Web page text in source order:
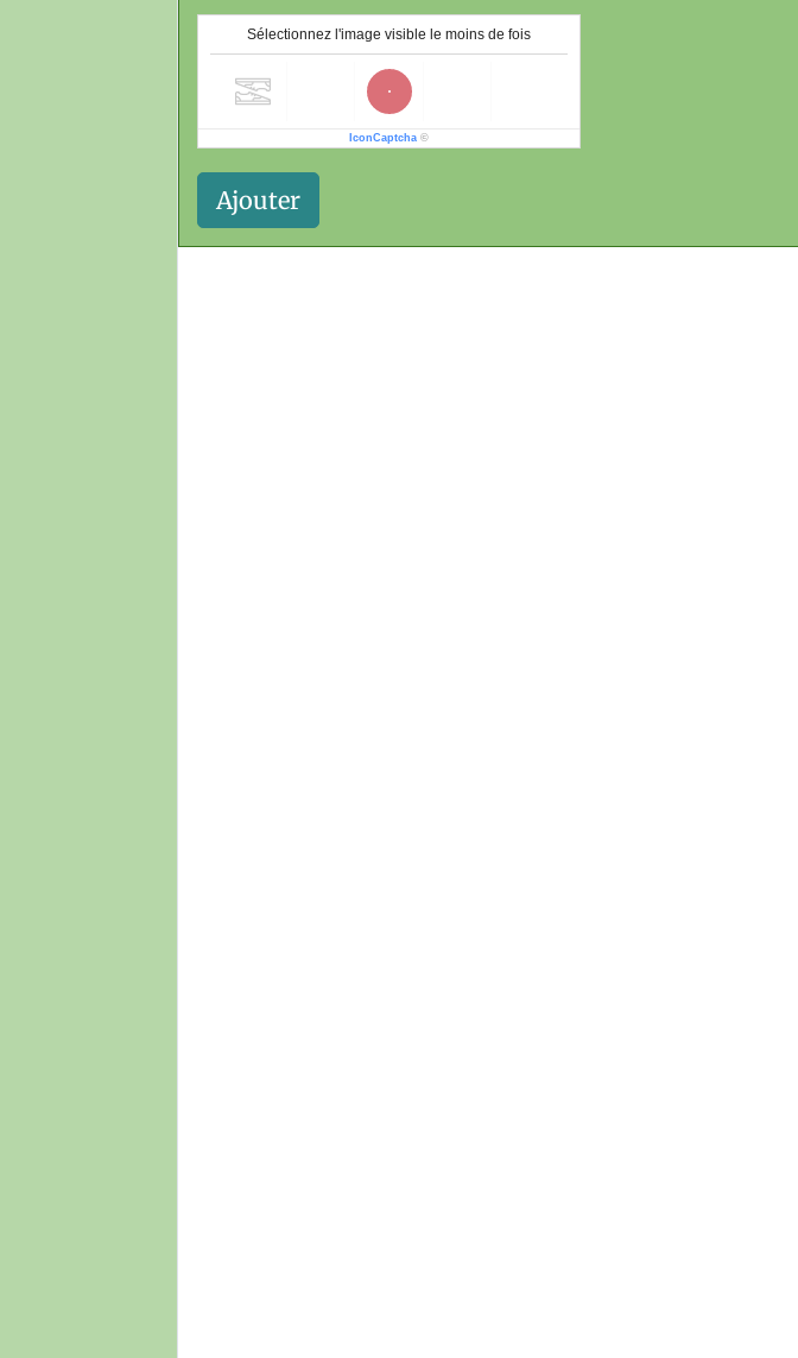
Sélectionnez l'image visible le moins de fois
IconCaptcha ©
Ajouter